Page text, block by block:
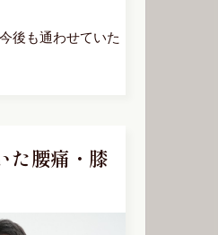
後も通わせていた
た腰痛・膝